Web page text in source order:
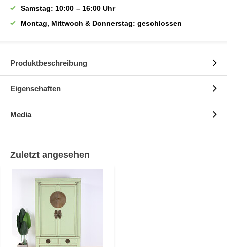
Samstag: 10:00 – 16:00 Uhr
Montag, Mittwoch & Donnerstag: geschlossen
Produktbeschreibung
Eigenschaften
Media
Zuletzt angesehen